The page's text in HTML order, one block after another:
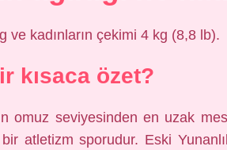
ve kadınların çekimi 4 kg (8,8 lb).
kısaca özet?
omuz seviyesinden en uzak
atletizm sporudur. Eski